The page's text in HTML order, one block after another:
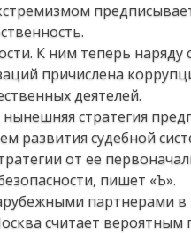
К ним теперь
причислена
деятелей.
стратегия
развития судебной
от ее
пишет «Ъ».
партнерами
считает вероятным